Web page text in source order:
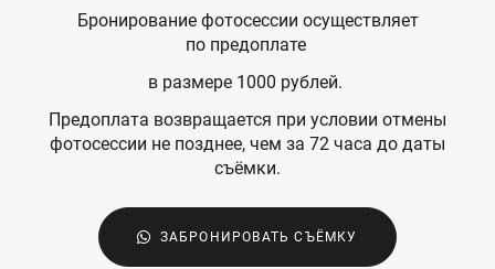
Бронирование фотосессии осуществляет
по предоплате
в размере 1000 рублей.
Предоплата возвращается при условии отмены
фотосессии не позднее, чем за 72 часа до даты
съёмки.
ЗАБРОНИРОВАТЬ СЪЁМКУ